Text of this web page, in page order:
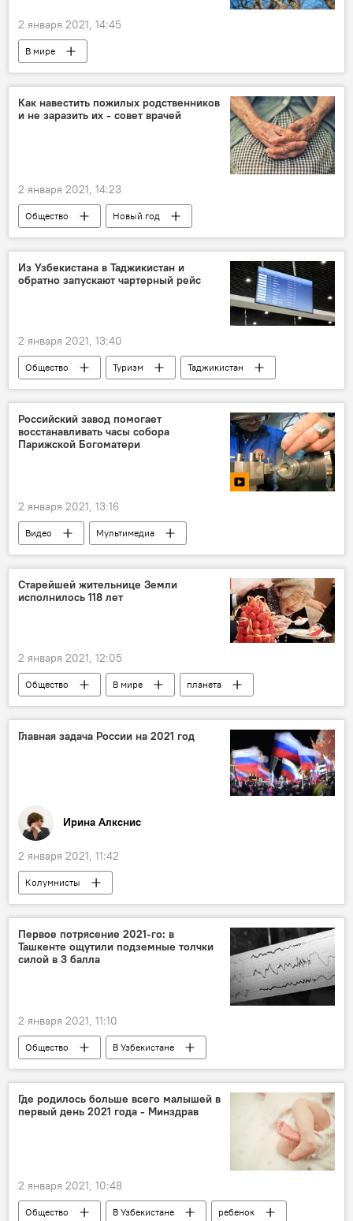
2 января 2021, 14:45
В мире
Как навестить пожилых родственников
и не заразить их - совет врачей
2 января 2021, 14:23
Общество
Новый год
поздравление
родственники
Коронавирус COVID-19
Из Узбекистана в Таджикистан и
обратно запускают чартерный рейс
2 января 2021, 13:40
Общество Туризм
Таджикистан
Узбекистан
Авиасообщение
Российский завод помогает
восстанавливать часы собора
Парижской Богоматери
2 января 2021, 13:16
Видео Мультимедиа
Старейшей жительнице Земли
исполнилось 118 лет
2 января 2021, 12:05
Общество В мире
планета
Япония
жители пожилые люди
Главная задача России на 2021 год
Ирина Алкснис
2 января 2021, 11:42
Колумнисты
Первое потрясение 2021-го: в
Ташкенте ощутили подземные толчки
силой в 3 балла
2 января 2021, 11:10
Общество
В Узбекистане
Происшествия
землетрясение
Где родилось больше всего малышей в
первый день 2021 года - Минздрав
2 января 2021, 10:48
Общество В Узбекистане
ребенок